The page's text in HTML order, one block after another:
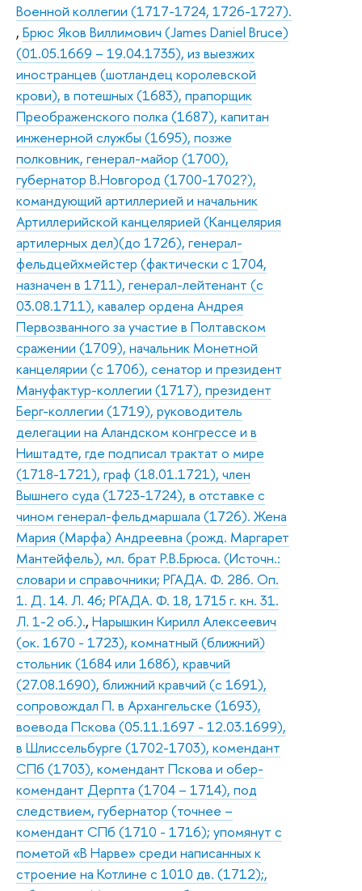
Военной коллегии (1717-1724, 1726-1727).
, Брюс Яков Виллимович (James Daniel Bruce)
(01.05.1669 – 19.04.1735), из выезжих
иностранцев (шотландец королевской
крови), в потешных (1683), прапорщик
Преображенского полка (1687), капитан
инженерной службы (1695), позже
полковник, генерал-майор (1700),
губернатор В.Новгород (1700-1702?),
командующий артиллерией и начальник
Артиллерийской канцелярией (Канцелярия
артилерных дел)(до 1726), генерал-
фельдцейхмейстер (фактически с 1704,
назначен в 1711), генерал-лейтенант (с
03.08.1711), кавалер ордена Андрея
Первозванного за участие в Полтавском
сражении (1709), начальник Монетной
канцелярии (с 1706), сенатор и президент
Мануфактур-коллегии (1717), президент
Берг-коллегии (1719), руководитель
делегации на Аландском конгрессе и в
Ништадте, где подписал трактат о мире
(1718-1721), граф (18.01.1721), член
Вышнего суда (1723-1724), в отставке с
чином генерал-фельдмаршала (1726). Жена
Мария (Марфа) Андреевна (рожд. Маргарет
Мантейфель), мл. брат Р.В.Брюса. (Источн.:
словари и справочники; РГАДА. Ф. 286. Оп.
1. Д. 14. Л. 46; РГАДА. Ф. 18, 1715 г. кн. 31.
Л. 1-2 об.)., Нарышкин Кирилл Алексеевич
(ок. 1670 - 1723), комнатный (ближний)
стольник (1684 или 1686), кравчий
(27.08.1690), ближний кравчий (с 1691),
сопровождал П. в Архангельске (1693),
воевода Пскова (05.11.1697 - 12.03.1699),
в Шлиссельбурге (1702-1703), комендант
СПб (1703), комендант Пскова и обер-
комендант Дерпта (1704 – 1714), под
следствием, губернатор (точнее –
комендант СПб (1710 - 1716); упомянут с
пометой «В Нарве» среди написанных к
строение на Котлине с 1010 дв. (1712);,